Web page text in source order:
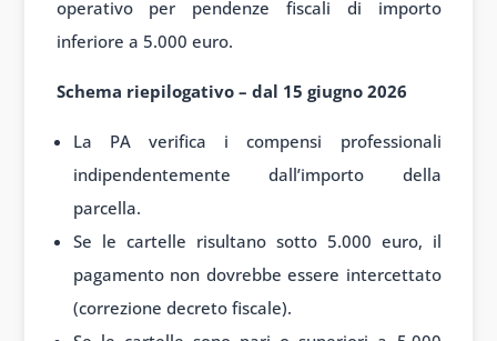
operativo per pendenze fiscali di importo
inferiore a 5.000 euro.
Schema riepilogativo – dal 15 giugno 2026
La PA verifica i compensi professionali
indipendentemente dall’importo della
parcella.
Se le cartelle risultano sotto 5.000 euro, il
pagamento non dovrebbe essere intercettato
(correzione decreto fiscale).